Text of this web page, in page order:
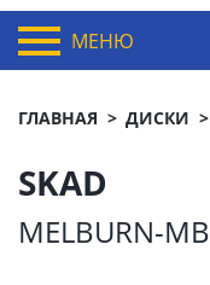
МЕНЮ
ГЛАВНАЯ ДИСКИ
SKAD
MELBURN-MB